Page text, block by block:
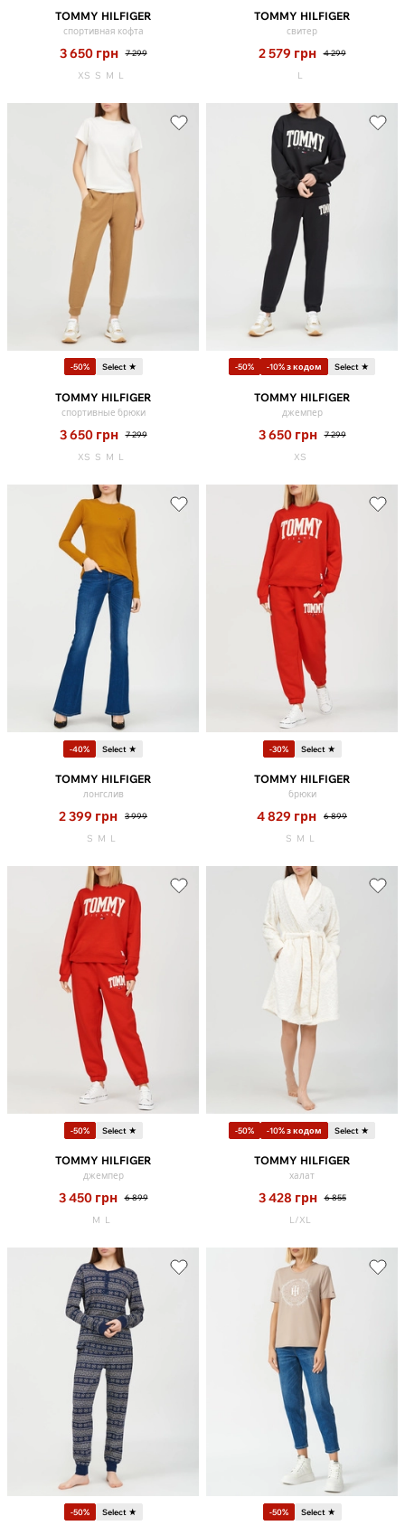
TOMMY HILFIGER
спортивная кофта
3 650 грн 7 299
XS S M L
TOMMY HILFIGER
свитер
2 579 грн 4 299
L
-50% Select ★
TOMMY HILFIGER
спортивные брюки
3 650 грн 7 299
XS S M L
-50% -10% з кодом Select ★
TOMMY HILFIGER
джемпер
3 650 грн 7 299
XS
-40% Select ★
TOMMY HILFIGER
лонгслив
2 399 грн 3 999
S M L
-30% Select ★
TOMMY HILFIGER
брюки
4 829 грн 6 899
S M L
-50% Select ★
TOMMY HILFIGER
джемпер
3 450 грн 6 899
M L
-50% -10% з кодом Select ★
TOMMY HILFIGER
халат
3 428 грн 6 855
L/XL
-50% Select ★ -50% Select ★